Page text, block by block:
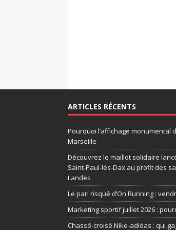
ARTICLES RÉCENTS
Pourquoi l’affichage
Marseille
Découvrez le maillot solidaire
Saint-Paul-lès-Dax au profit des
Landes
Le pari risqué d’On Running :
Marketing sportif juillet 2026 :
Chassé-croisé Nike-adidas : qui